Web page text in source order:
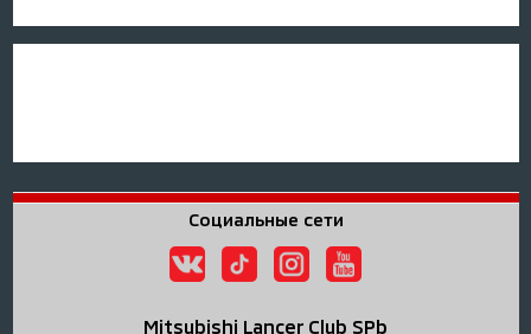
Социальные сети
Mitsubishi Lancer Club SPb